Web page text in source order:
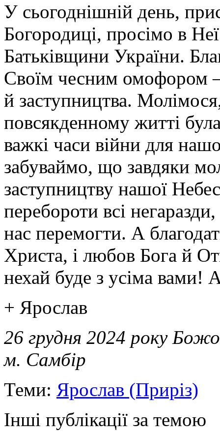
У сьогоднішній день,
Богородиці, просімо в
Батьківщини України.
Своїм чесним омофором –
й заступництва.
повсякденному житті
важкі часи війни для
забуваймо, що завдяки
заступництву нашої
перебороти всі
нас перемогти. А
Христа, і любов Бога й
нехай буде з усіма вами!
+ Ярослав
26 грудня 2024 року
м. Самбір
Теми: Ярослав (Приріз)
Інші публікації за темою